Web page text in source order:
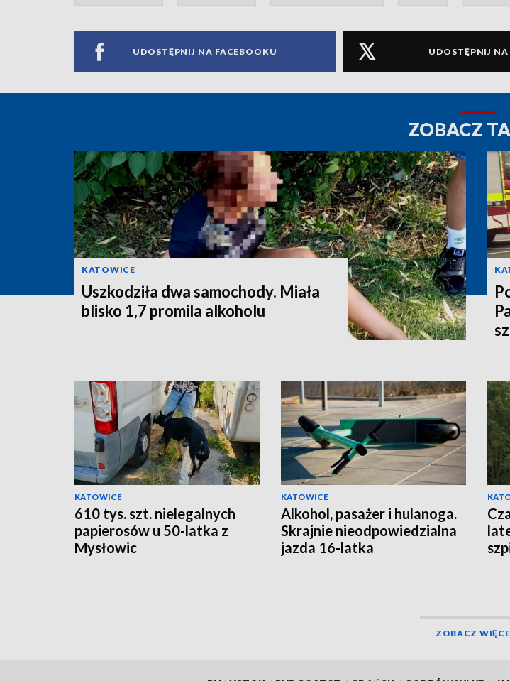
UDOSTĘPNIJ NA FACEBOOKU UDOSTĘPNIJ NA
ZOBACZ
KATOWICE
Uszkodziła dwa samochody. Miała
blisko 1,7 promila alkoholu
KATOWICE
610 tys. szt. nielegalnych
papierosów u 50-latka z
Mysłowic
KATOWICE
Alkohol, pasażer i hulanoga.
Skrajnie nieodpowiedzialna
jazda 16-latka
ZOBACZ